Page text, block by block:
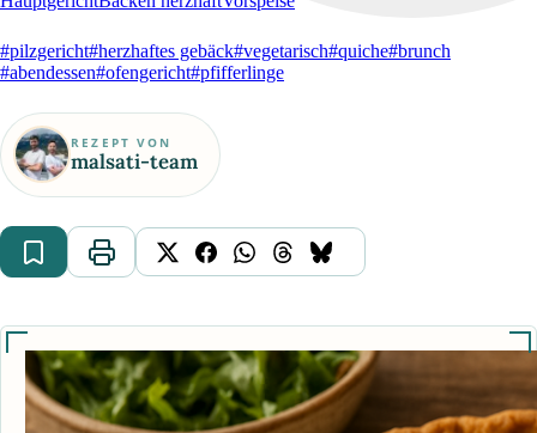
#pilzgericht#herzhaftes gebäck#vegetarisch#quiche#brunch
#abendessen#ofengericht#pfifferlinge
REZEPT VON
malsati-team